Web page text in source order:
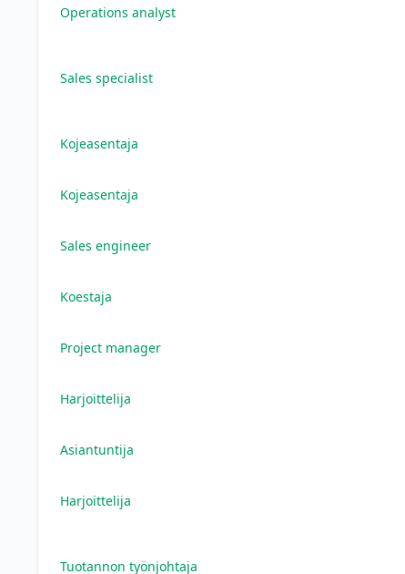
Operations analyst
Sales specialist
Kojeasentaja
Kojeasentaja
Sales engineer
Koestaja
Project manager
Harjoittelija
Asiantuntija
Harjoittelija
Tuotannon työnjohtaja